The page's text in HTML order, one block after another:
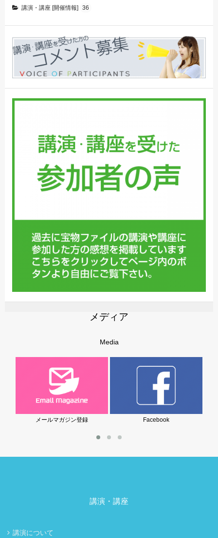
講演・講座 [開催情報]
36
メディア
Media
メールマガジン登録 Facebook
講演・講座
講演について